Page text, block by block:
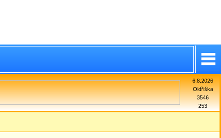
6.8.2026
Oldřiška
3546
253